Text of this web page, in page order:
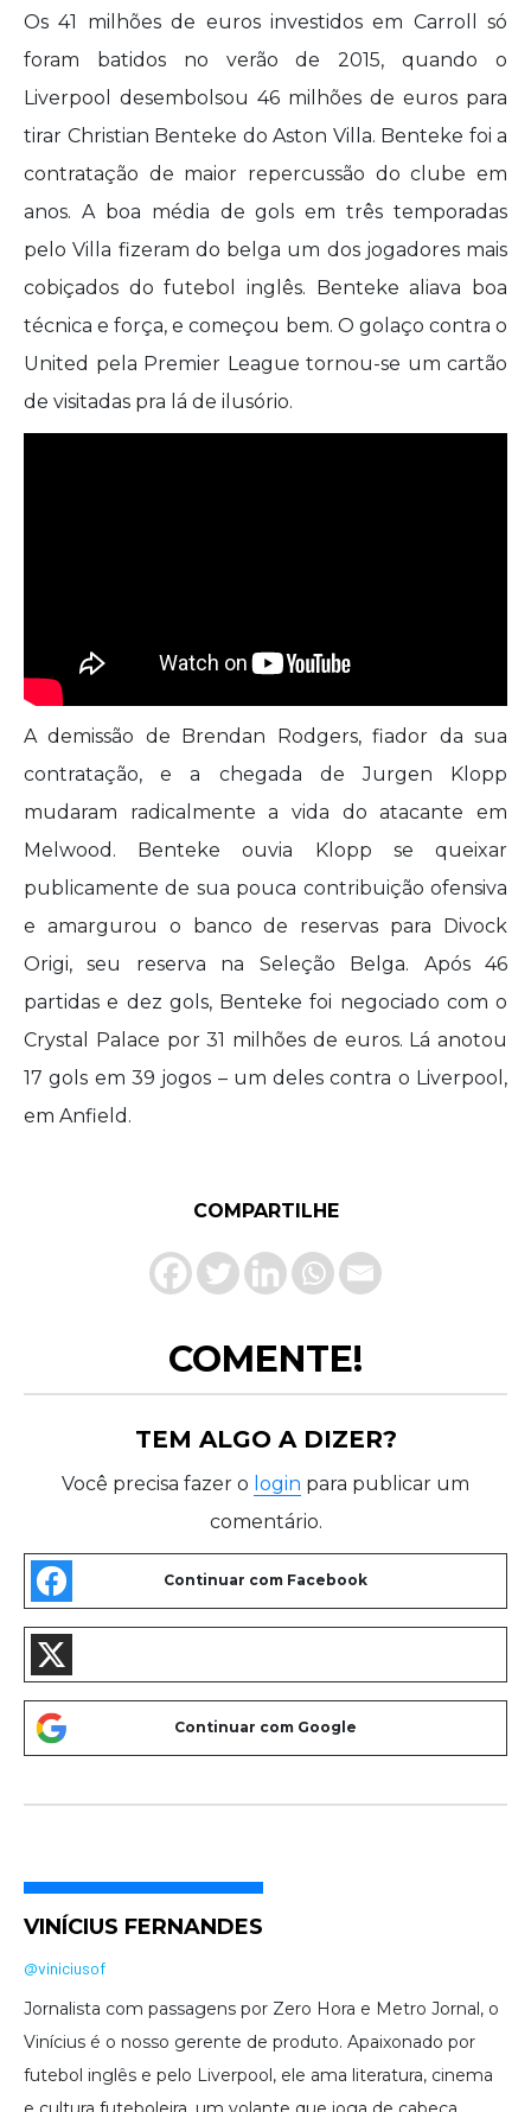
Os 41 milhões de euros investidos em Carroll só
foram batidos no verão de 2015, quando o
Liverpool desembolsou 46 milhões de euros para
tirar Christian Benteke do Aston Villa. Benteke foi a
contratação de maior repercussão do clube em
anos. A boa média de gols em três temporadas
pelo Villa fizeram do belga um dos jogadores mais
cobiçados do futebol inglês. Benteke aliava boa
técnica e força, e começou bem. O golaço contra o
United pela Premier League tornou-se um cartão
de visitadas pra lá de ilusório.
A demissão de Brendan Rodgers, fiador da sua
contratação, e a chegada de Jurgen Klopp
mudaram radicalmente a vida do atacante em
Melwood. Benteke ouvia Klopp se queixar
publicamente de sua pouca contribuição ofensiva
e amargurou o banco de reservas para Divock
Origi, seu reserva na Seleção Belga. Após 46
partidas e dez gols, Benteke foi negociado com o
Crystal Palace por 31 milhões de euros. Lá anotou
17 gols em 39 jogos – um deles contra o Liverpool,
em Anfield.
COMPARTILHE
COMENTE!
TEM ALGO A DIZER?
Você precisa fazer o login para publicar um
comentário.
VINÍCIUS FERNANDES
@viniciusof
Jornalista com passagens por Zero Hora e Metro Jornal, o
Vinícius é o nosso gerente de produto. Apaixonado por
futebol inglês e pelo Liverpool, ele ama literatura, cinema